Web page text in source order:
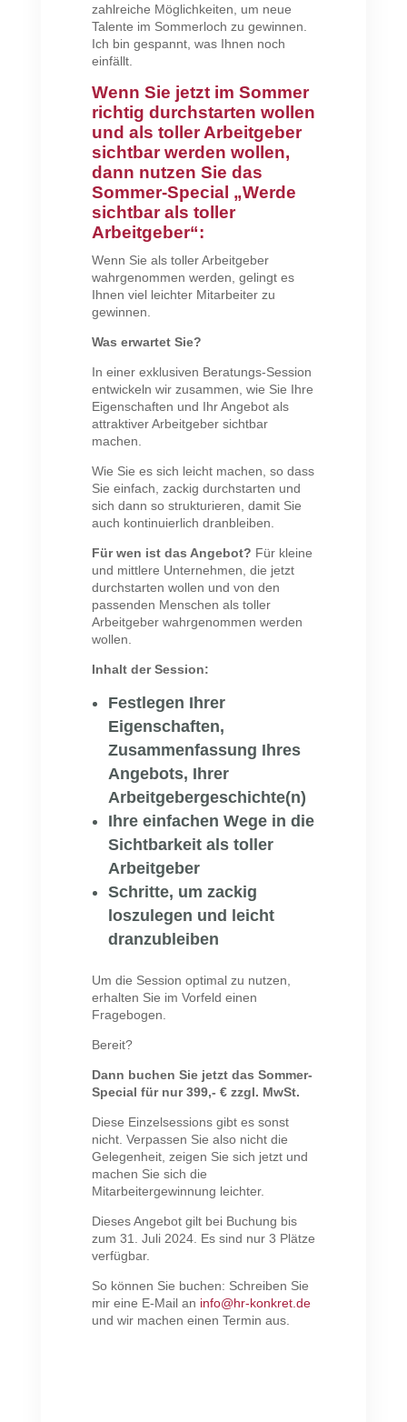
zahlreiche Möglichkeiten, um neue
Talente im Sommerloch zu gewinnen.
Ich bin gespannt, was Ihnen noch
einfällt.
Wenn Sie jetzt im Sommer
richtig durchstarten wollen
und als toller Arbeitgeber
sichtbar werden wollen,
dann nutzen Sie das
Sommer-Special „Werde
sichtbar als toller
Arbeitgeber“:
Wenn Sie als toller Arbeitgeber
wahrgenommen werden, gelingt es
Ihnen viel leichter Mitarbeiter zu
gewinnen.
Was erwartet Sie?
In einer exklusiven Beratungs-Session
entwickeln wir zusammen, wie Sie Ihre
Eigenschaften und Ihr Angebot als
attraktiver Arbeitgeber sichtbar
machen.
Wie Sie es sich leicht machen, so dass
Sie einfach, zackig durchstarten und
sich dann so strukturieren, damit Sie
auch kontinuierlich dranbleiben.
Für wen ist das Angebot? Für kleine
und mittlere Unternehmen, die jetzt
durchstarten wollen und von den
passenden Menschen als toller
Arbeitgeber wahrgenommen werden
wollen.
Inhalt der Session:
Festlegen Ihrer
Eigenschaften,
Zusammenfassung Ihres
Angebots, Ihrer
Arbeitgebergeschichte(n)
Ihre einfachen Wege in die
Sichtbarkeit als toller
Arbeitgeber
Schritte, um zackig
loszulegen und leicht
dranzubleiben
Um die Session optimal zu nutzen,
erhalten Sie im Vorfeld einen
Fragebogen.
Bereit?
Dann buchen Sie jetzt das Sommer-
Special für nur 399,- € zzgl. MwSt.
Diese Einzelsessions gibt es sonst
nicht. Verpassen Sie also nicht die
Gelegenheit, zeigen Sie sich jetzt und
machen Sie sich die
Mitarbeitergewinnung leichter.
Dieses Angebot gilt bei Buchung bis
zum 31. Juli 2024. Es sind nur 3 Plätze
verfügbar.
So können Sie buchen: Schreiben Sie
mir eine E-Mail an info@hr-konkret.de
und wir machen einen Termin aus.